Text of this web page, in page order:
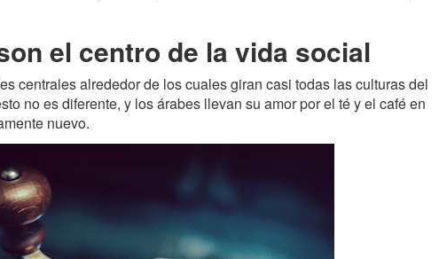
el centro de la vida social
centrales alrededor de los cuales giran casi todas las culturas del
no es diferente, y los árabes llevan su amor por el té y el café en
nuevo.